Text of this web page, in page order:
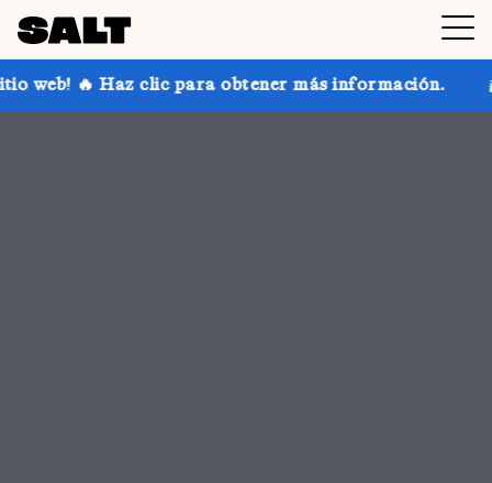
obtener más información. ¡Consigue hasta un